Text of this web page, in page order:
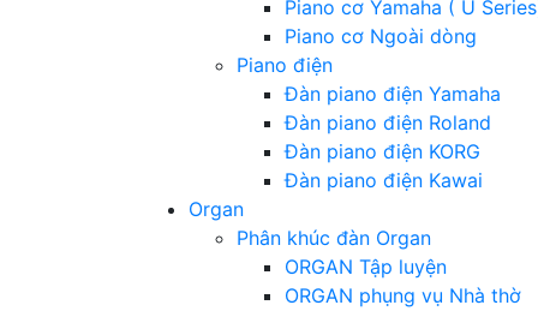
Piano cơ Yamaha ( U
Piano cơ Ngoài dòng
Piano điện
Đàn piano điện Yamaha
Đàn piano điện Roland
Đàn piano điện KORG
Đàn piano điện Kawai
Organ
Phân khúc đàn Organ
ORGAN Tập luyện
ORGAN phụng vụ Nhà thờ